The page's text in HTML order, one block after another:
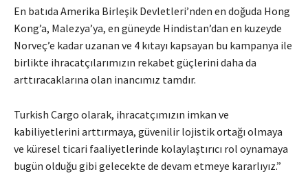
En batıda Amerika Birleşik Devletleri’nden en doğuda Hong
Kong’a, Malezya’ya, en güneyde Hindistan’dan en kuzeyde
Norveç’e kadar uzanan ve 4 kıtayı kapsayan bu kampanya ile
birlikte ihracatçılarımızın rekabet güçlerini daha da
arttıracaklarına olan inancımız tamdır.
Turkish Cargo olarak, ihracatçımızın imkan ve
kabiliyetlerini arttırmaya, güvenilir lojistik ortağı olmaya
ve küresel ticari faaliyetlerinde kolaylaştırıcı rol oynamaya
bugün olduğu gibi gelecekte de devam etmeye kararlıyız.”